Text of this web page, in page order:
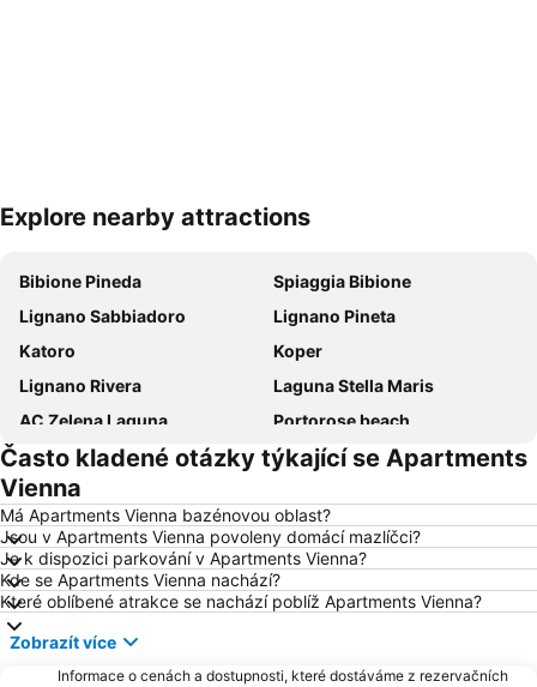
Explore nearby attractions
Bibione Pineda
Spiaggia Bibione
Lignano Sabbiadoro
Lignano Pineta
Katoro
Koper
Lignano Rivera
Laguna Stella Maris
AC Zelena Laguna
Portorose beach
Bijela Uvala
Delfin
Grado Pineta
Koper
FKK Ulika
Trieste Central Station
Barcolana
Koversada
Pri svetilniku
Zámek Miramare
Často kladené otázky týkající se Apartments
Vienna
Má Apartments Vienna bazénovou oblast?
Jsou v Apartments Vienna povoleny domácí mazlíčci?
Je k dispozici parkování v Apartments Vienna?
Kde se Apartments Vienna nachází?
Které oblíbené atrakce se nachází poblíž Apartments Vienna?
Zobrazít více
Informace o cenách a dostupnosti, které dostáváme z rezervačních